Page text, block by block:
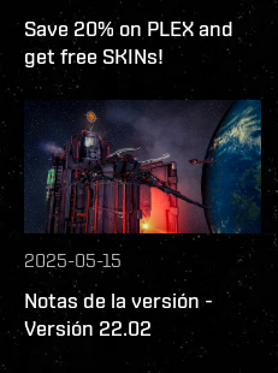
Save 20% on PLEX and
get free SKINs!
2025-05-15
Notas de la versión -
Versión 22.02